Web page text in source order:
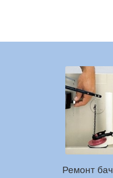
Ремонт